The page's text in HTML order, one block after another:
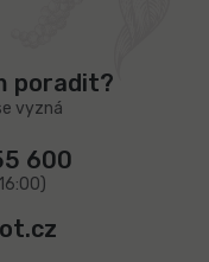
poradit?
vyzná
600